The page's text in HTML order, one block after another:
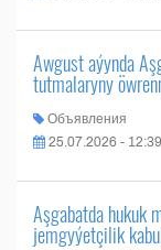
Awgust aýynda
tutmalaryny
Объявления
25.07.2026 - 12:39
Aşgabatda hukuk
jemgyýetçilik